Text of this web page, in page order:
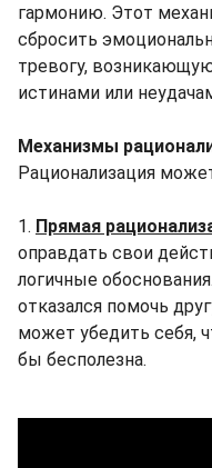
гармонию. Этот
сбросить
тревогу,
истинами или
Механизмы
Рационализация
1. Прямая
оправдать свои
логичные
отказался помочь
может убедить себя,
бы бесполезна.